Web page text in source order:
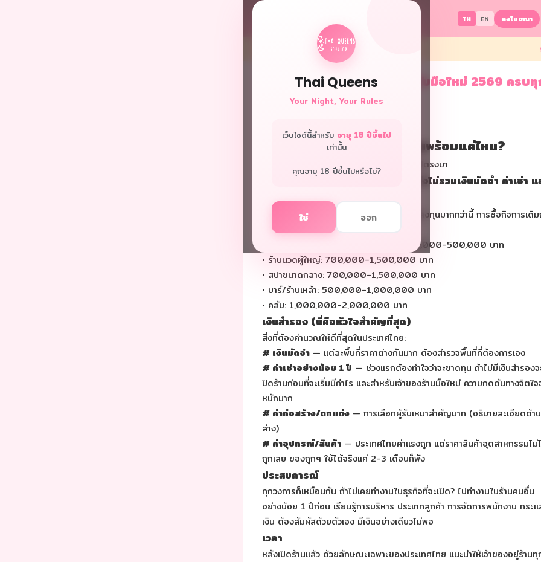
Thai Queens
Your Night, Your Rules
เว็บไซต์นี้สำหรับ อายุ 18 ปีขึ้นไป
เท่านั้น
คุณอายุ 18 ปีขึ้นไปหรือไม่?
ใช่ ออก
TH EN ลงโฆษณา
คู่มือเปิดร้านนวด สปา บาร์ ฉบับมือใหม่ 2569 ครบ
ขั้นตอน
ขั้นที่ 1: ประเมินตัวเอง — คุณพร้อมแค่ไหน?
สิ่งแรกที่ต้องทำคือประเมินตัวเองอย่างตรงไปตรงมา
เงินทุน (เฉพาะค่าก่อสร้าง/ตกแต่ง ยังไม่รวมเงินมัดจำ ค่าเช่า แ
เงินสำรอง)
ตัวเลขด้านล่างเป็นกรณีเปิดใหม่ ไม่แนะนำให้ลงทุนมากกว่านี้ การซื้อกิจการเดิ
ทำดีๆ อาจถูกกว่า
• ร้านนวดทั่วไปขนาดเล็ก (3-5 เตียง): 200,000-500,000 บาท
• ร้านนวดผู้ใหญ่: 700,000-1,500,000 บาท
• สปาขนาดกลาง: 700,000-1,500,000 บาท
• บาร์/ร้านเหล้า: 500,000-1,000,000 บาท
• คลับ: 1,000,000-2,000,000 บาท
เงินสำรอง (นี่คือหัวใจสำคัญที่สุด)
สิ่งที่ต้องคำนวณให้ดีที่สุดในประเทศไทย:
# เงินมัดจำ — แต่ละพื้นที่ราคาต่างกันมาก ต้องสำรวจพื้นที่ที่ต้องการเอง
# ค่าเช่าอย่างน้อย 1 ปี — ช่วงแรกต้องทำใจว่าจะขาดทุน ถ้าไม่มีเงินสำรองจ
ปิดร้านก่อนที่จะเริ่มมีกำไร และสำหรับเจ้าของร้านมือใหม่ ความกดดันทางจิตใจ
หนักมาก
# ค่าก่อสร้าง/ตกแต่ง — การเลือกผู้รับเหมาสำคัญมาก (อธิบายละเอียดด้าน
ล่าง)
# ค่าอุปกรณ์/สินค้า — ประเทศไทยค่าแรงถูก แต่ราคาสินค้าอุตสาหกรรมไม่
ถูกเลย ของถูกๆ ใช้ได้จริงแค่ 2-3 เดือนก็พัง
ประสบการณ์
ทุกวงการก็เหมือนกัน ถ้าไม่เคยทำงานในธุรกิจที่จะเปิด? ไปทำงานในร้านคนอื่น
อย่างน้อย 1 ปีก่อน เรียนรู้การบริหาร ประเภทลูกค้า การจัดการพนักงาน กระ
เงิน ต้องสัมผัสด้วยตัวเอง มีเงินอย่างเดียวไม่พอ
เวลา
หลังเปิดร้านแล้ว ด้วยลักษณะเฉพาะของประเทศไทย แนะนำให้เจ้าของอยู่ร้านทุ